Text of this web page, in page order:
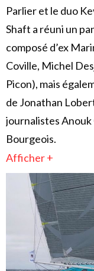
Parlier et le duo
Shaft a réuni un
composé d’ex
Coville, Michel
Picon), mais
de Jonathan
journalistes Anouk
Bourgeois.
Afficher +